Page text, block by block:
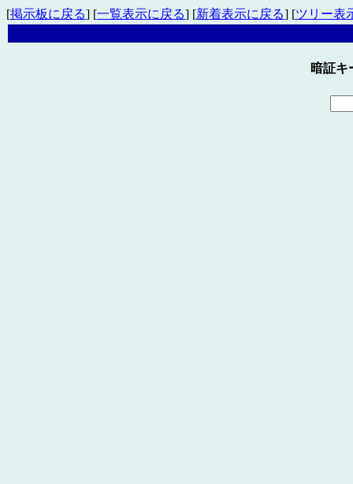
[掲示板に戻る] [一覧表示に戻る] [新着表示に戻る] [ツリー表
暗証キ